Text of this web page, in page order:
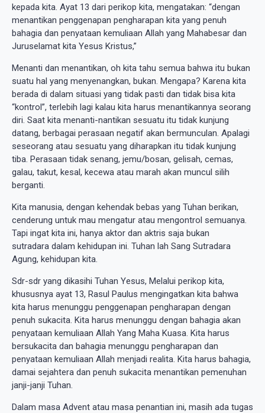
kepada kita. Ayat 13 dari perikop kita, mengatakan: “dengan
menantikan penggenapan pengharapan kita yang penuh
bahagia dan penyataan kemuliaan Allah yang Mahabesar dan
Juruselamat kita Yesus Kristus,”
Menanti dan menantikan, oh kita tahu semua bahwa itu bukan
suatu hal yang menyenangkan, bukan. Mengapa? Karena kita
berada di dalam situasi yang tidak pasti dan tidak bisa kita
“kontrol”, terlebih lagi kalau kita harus menantikannya seorang
diri. Saat kita menanti-nantikan sesuatu itu tidak kunjung
datang, berbagai perasaan negatif akan bermunculan. Apalagi
seseorang atau sesuatu yang diharapkan itu tidak kunjung
tiba. Perasaan tidak senang, jemu/bosan, gelisah, cemas,
galau, takut, kesal, kecewa atau marah akan muncul silih
berganti.
Kita manusia, dengan kehendak bebas yang Tuhan berikan,
cenderung untuk mau mengatur atau mengontrol semuanya.
Tapi ingat kita ini, hanya aktor dan aktris saja bukan
sutradara dalam kehidupan ini. Tuhan lah Sang Sutradara
Agung, kehidupan kita.
Sdr-sdr yang dikasihi Tuhan Yesus, Melalui perikop kita,
khususnya ayat 13, Rasul Paulus mengingatkan kita bahwa
kita harus menunggu penggenapan pengharapan dengan
penuh sukacita. Kita harus menunggu dengan bahagia akan
penyataan kemuliaan Allah Yang Maha Kuasa. Kita harus
bersukacita dan bahagia menunggu pengharapan dan
penyataan kemuliaan Allah menjadi realita. Kita harus bahagia,
damai sejahtera dan penuh sukacita menantikan pemenuhan
janji-janji Tuhan.
Dalam masa Advent atau masa penantian ini, masih ada tugas